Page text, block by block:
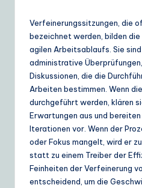
Y
o
D
ai
Verfeinerungssitzungen, die
bezeichnet werden, bilden
agilen Arbeitsablaufs. Sie
administrative
Diskussionen, die die
Arbeiten bestimmen. Wenn
durchgeführt werden, klären
Erwartungen aus und
Iterationen vor. Wenn der
oder Fokus mangelt, wird er
statt zu einem Treiber der
Feinheiten der Verfeinerung
entscheidend, um die